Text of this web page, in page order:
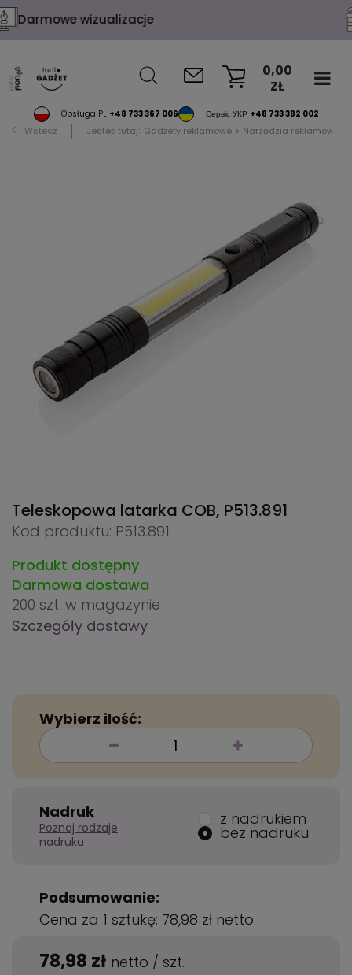
Konfekcja na życzenie
Obsługa PL +48 733 367 006 Сервіс УКР +48 733 382 002
0,00
ZŁ
Wstecz Jesteś tutaj: Gadżety reklamowe Narzędzia reklamowe
Teleskopowa latarka COB, P513.891
Kod produktu: P513.891
Produkt dostępny
Darmowa dostawa
200 szt. w magazynie
Szczegóły dostawy
Wybierz ilość:
Nadruk
Poznaj rodzaje
nadruku
z nadrukiem
bez nadruku
Podsumowanie:
Cena za 1 sztukę: 78,98 zł netto
78,98 zł netto / szt.